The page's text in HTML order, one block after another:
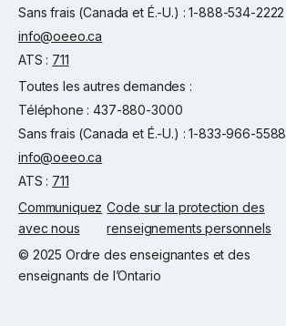
Sans frais (Canada et É.-U.) : 1-888-534-2222
info@oeeo.ca
ATS : 711
Toutes les autres demandes :
Téléphone : 437-880-3000
Sans frais (Canada et É.-U.) : 1-833-966-5588
info@oeeo.ca
ATS : 711
Communiquez
avec nous
Code sur la protection des
renseignements personnels
© 2025 Ordre des enseignantes et des
enseignants de l’Ontario